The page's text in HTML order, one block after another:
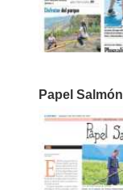
Papel Salmón